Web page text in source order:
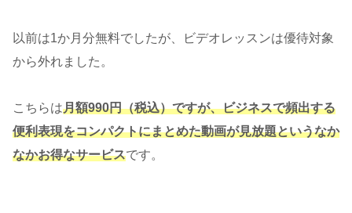
以前は1か月分無料でしたが、ビデオレッスンは優待対象
から外れました。
こちらは月額990円（税込）ですが、ビジネスで頻出する
便利表現をコンパクトにまとめた動画が見放題というなか
なかお得なサービスです。